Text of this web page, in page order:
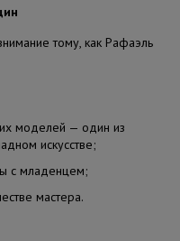
тому, как Рафаэль
моделей — один из
искусстве;
с младенцем;
мастера.